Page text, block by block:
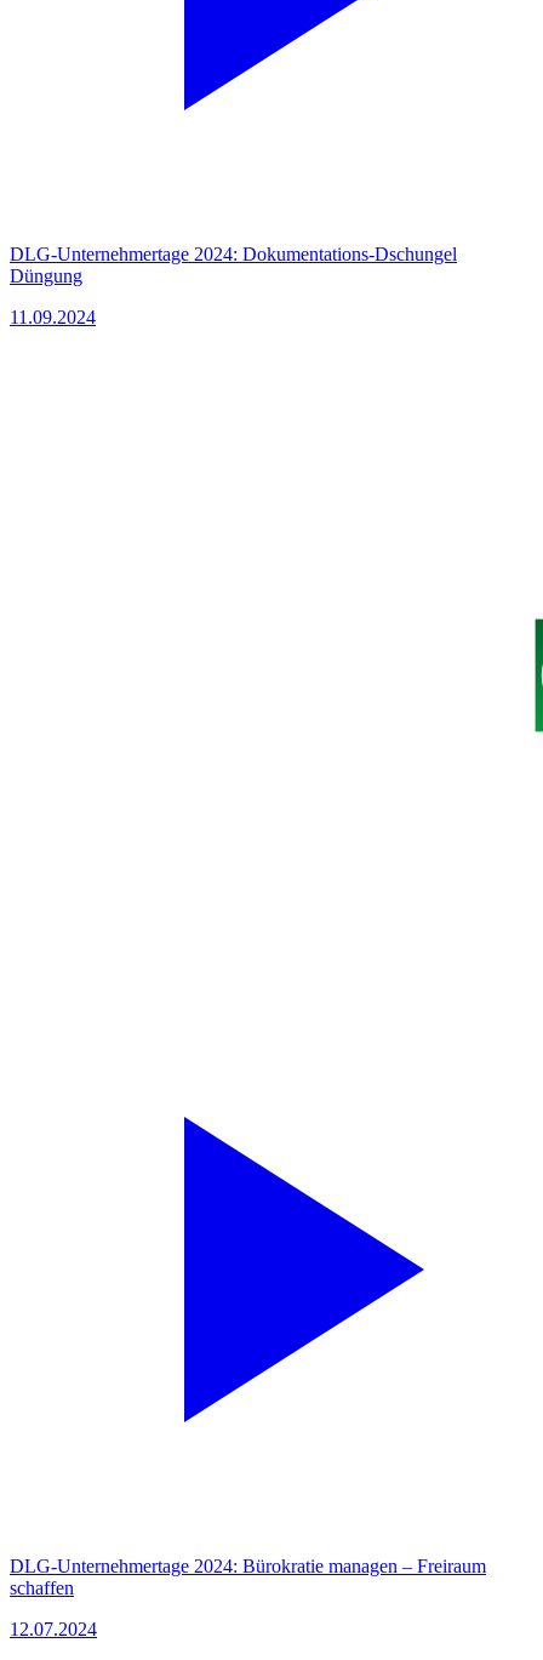
DLG-Unternehmertage 2024: Dokumentations-Dschungel
Düngung
11.09.2024
DLG-Unternehmertage 2024: Bürokratie managen – Freiraum
schaffen
12.07.2024